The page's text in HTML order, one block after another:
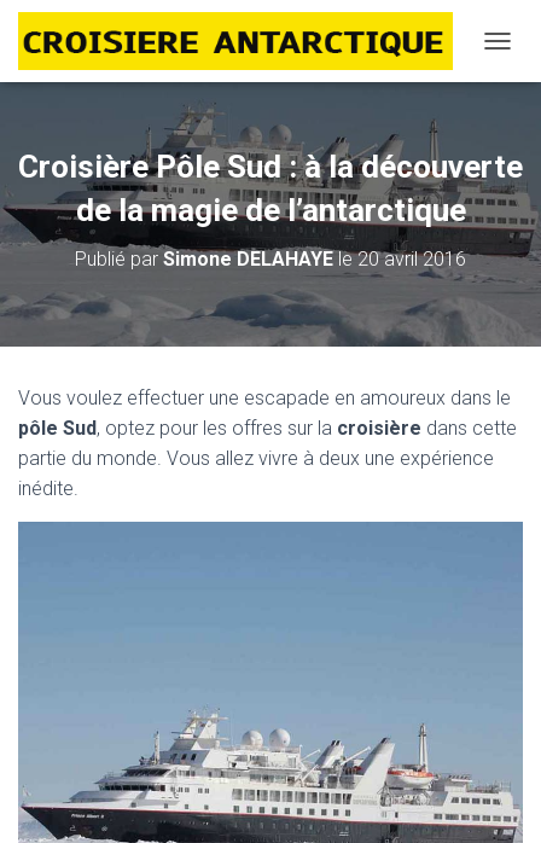
É
E
R
L
A
T
I
Croisière Pôle Sud : à la découverte
de la magie de l’antarctique
Publié par Simone DELAHAYE le20 avril 2016
Vous voulez effectuer une escapade en amoureux dans le
pôle Sud, optez pour les offres sur la croisière dans cette
partie du monde. Vous allez vivre à deux une expérience
inédite.